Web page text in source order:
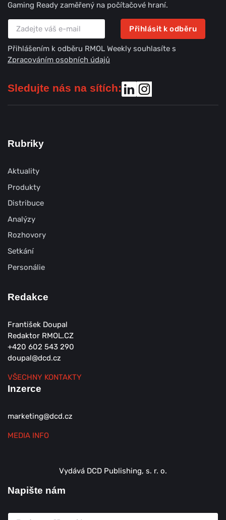
Gaming Ready zaměřený na počítačové hraní.
Přihlásit k odběru
Přihlášením k odběru RMOL Weekly souhlasíte s
Zpracováním osobních údajů
Sledujte nás na sítích:
Rubriky
Aktuality
Produkty
Distribuce
Analýzy
Rozhovory
Setkání
Personálie
Redakce
František Doupal
Redaktor RMOL.CZ
+420 602 543 290
doupal@dcd.cz
VŠECHNY KONTAKTY
Inzerce
marketing@dcd.cz
MEDIA INFO
Vydává DCD Publishing, s. r. o.
Napište nám